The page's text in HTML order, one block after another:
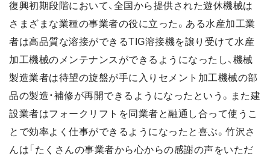
復興初期段階において、全国から提供された遊休機械は
さまざまな業種の事業者の役に立った。ある水産加工業
者は高品質な溶接ができるTIG溶接機を譲り受けて水産
加工機械のメンテナンスができるようになったし、機械
製造業者は待望の旋盤が手に入りセメント加工機械の部
品の製造・補修が再開できるようになったという。また建
設業者はフォークリフトを同業者と融通し合って使うこ
とで効率よく仕事ができるようになったと喜ぶ。竹沢さ
んは「たくさんの事業者から心からの感謝の声をいただ